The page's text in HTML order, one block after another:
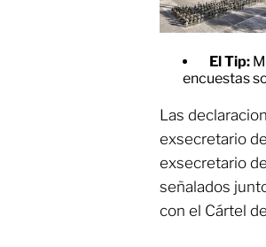
El Tip:
encuestas
Las
exsecretario
exsecretario
señalados
con el Cártel